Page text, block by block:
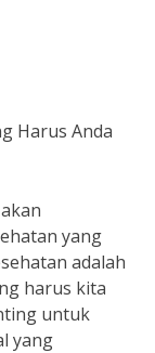
Harus Anda
yang
adalah
harus kita
untuk
yang